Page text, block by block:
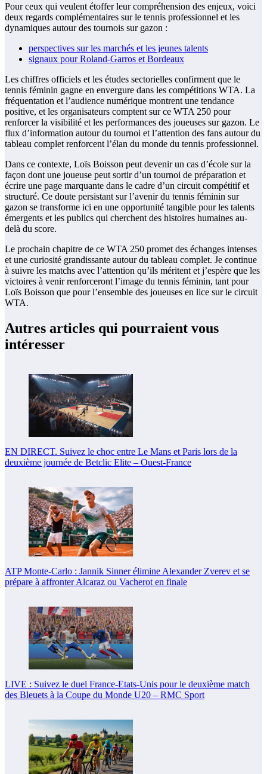
Pour ceux qui veulent étoffer leur compréhension des enjeux, voici
deux regards complémentaires sur le tennis professionnel et les
dynamiques autour des tournois sur gazon :
perspectives sur les marchés et les jeunes talents
signaux pour Roland-Garros et Bordeaux
Les chiffres officiels et les études sectorielles confirment que le
tennis féminin gagne en envergure dans les compétitions WTA. La
fréquentation et l’audience numérique montrent une tendance
positive, et les organisateurs comptent sur ce WTA 250 pour
renforcer la visibilité et les performances des joueuses sur gazon. Le
flux d’information autour du tournoi et l’attention des fans autour du
tableau complet renforcent l’élan du monde du tennis professionnel.
Dans ce contexte, Loïs Boisson peut devenir un cas d’école sur la
façon dont une joueuse peut sortir d’un tournoi de préparation et
écrire une page marquante dans le cadre d’un circuit compétitif et
structuré. Ce doute persistant sur l’avenir du tennis féminin sur
gazon se transforme ici en une opportunité tangible pour les talents
émergents et les publics qui cherchent des histoires humaines au-
delà du score.
Le prochain chapitre de ce WTA 250 promet des échanges intenses
et une curiosité grandissante autour du tableau complet. Je continue
à suivre les matchs avec l’attention qu’ils méritent et j’espère que les
victoires à venir renforceront l’image du tennis féminin, tant pour
Loïs Boisson que pour l’ensemble des joueuses en lice sur le circuit
WTA.
Autres articles qui pourraient vous
intéresser
EN DIRECT. Suivez le choc entre Le Mans et Paris lors de la
deuxième journée de Betclic Elite – Ouest-France
ATP Monte-Carlo : Jannik Sinner élimine Alexander Zverev et se
prépare à affronter Alcaraz ou Vacherot en finale
LIVE : Suivez le duel France-Etats-Unis pour le deuxième match
des Bleuets à la Coupe du Monde U20 – RMC Sport